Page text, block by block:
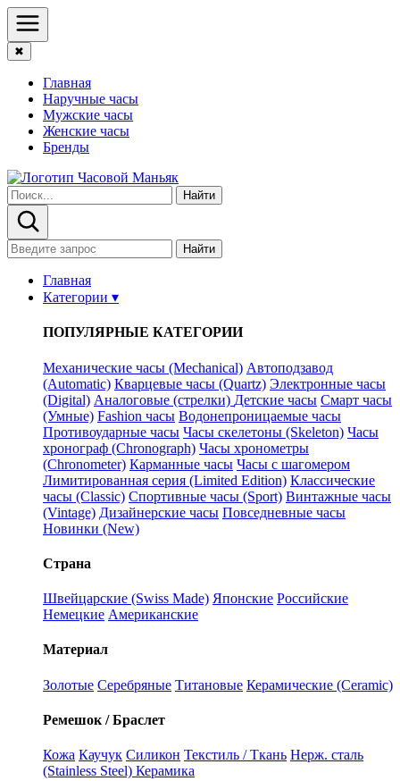
✖
Главная
Наручные часы
Мужские часы
Женские часы
Бренды
Найти
Найти
Главная
Категории ▾
ПОПУЛЯРНЫЕ КАТЕГОРИИ
Механические часы (Mechanical) Автоподзавод
(Automatic) Кварцевые часы (Quartz) Электронные часы
(Digital) Аналоговые (стрелки) Детские часы Смарт часы
(Умные) Fashion часы Водонепроницаемые часы
Противоударные часы Часы скелетоны (Skeleton) Часы
хронограф (Chronograph) Часы хронометры
(Chronometer) Карманные часы Часы с шагомером
Лимитированная серия (Limited Edition) Классические
часы (Classic) Спортивные часы (Sport) Винтажные часы
(Vintage) Дизайнерские часы Повседневные часы
Новинки (New)
Страна
Швейцарские (Swiss Made) Японские Российские
Немецкие Американские
Материал
Золотые Серебряные Титановые Керамические (Ceramic)
Ремешок / Браслет
Кожа Каучук Силикон Текстиль / Ткань Нерж. сталь
(Stainless Steel) Керамика